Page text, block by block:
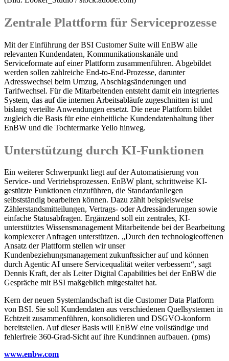
Zentrale Plattform für Serviceprozesse
Mit der Einführung der BSI Customer Suite will EnBW alle
relevanten Kundendaten, Kommunikationskanäle und
Serviceformate auf einer Plattform zusammenführen. Abgebildet
werden sollen zahlreiche End-to-End-Prozesse, darunter
Adresswechsel beim Umzug, Abschlagsänderungen und
Tarifwechsel. Für die Mitarbeitenden entsteht damit ein integriertes
System, das auf die internen Arbeitsabläufe zugeschnitten ist und
bislang verteilte Anwendungen ersetzt. Die neue Plattform bildet
zugleich die Basis für eine einheitliche Kundendatenhaltung über
EnBW und die Tochtermarke Yello hinweg.
Unterstützung durch KI-Funktionen
Ein weiterer Schwerpunkt liegt auf der Automatisierung von
Service- und Vertriebsprozessen. EnBW plant, schrittweise KI-
gestützte Funktionen einzuführen, die Standardanliegen
selbstständig bearbeiten können. Dazu zählt beispielsweise
Zählerstandsmitteilungen, Vertrags- oder Adressänderungen sowie
einfache Statusabfragen. Ergänzend soll ein zentrales, KI-
unterstütztes Wissensmanagement Mitarbeitende bei der Bearbeitung
komplexerer Anfragen unterstützen. „Durch den technologieoffenen
Ansatz der Plattform stellen wir unser
Kundenbeziehungsmanagement zukunftssicher auf und können
durch Agentic AI unsere Servicequalität weiter verbessern“, sagt
Dennis Kraft, der als Leiter Digital Capabilities bei der EnBW die
Gespräche mit BSI maßgeblich mitgestaltet hat.
Kern der neuen Systemlandschaft ist die Customer Data Platform
von BSI. Sie soll Kundendaten aus verschiedenen Quellsystemen in
Echtzeit zusammenführen, konsolidieren und DSGVO-konform
bereitstellen. Auf dieser Basis will EnBW eine vollständige und
fehlerfreie 360-Grad-Sicht auf ihre Kund:innen aufbauen. (pms)
www.enbw.com